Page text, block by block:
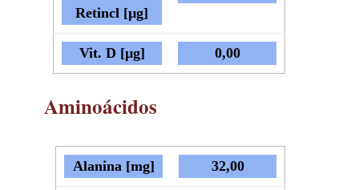
Retincl [µg]
Vit. D [µg] 0,00
Aminoácidos
Alanina [mg] 32,00